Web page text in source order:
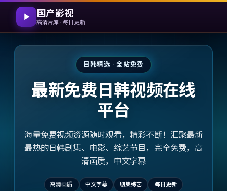
国产影视
高清片库 · 每日更新
日韩精选 · 全站免费
最新免费日韩视频在线
平台
海量免费视频资源随时观看，精彩不断！汇聚最新
最热的日韩剧集、电影、综艺节目，完全免费，高
清画质，中文字幕
高清画质 中文字幕 剧集综艺 每日更新